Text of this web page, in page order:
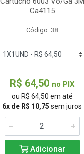
Ca4115
Código: 38
R$ 64,50 no PIX
ou R$ 64,50 em até
6x de R$ 10,75 sem juros
Adicionar